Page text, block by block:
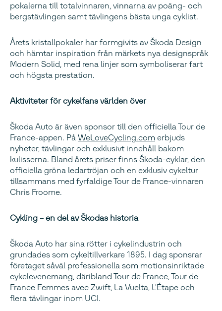
pokalerna till totalvinnaren, vinnarna av poäng- och
bergstävlingen samt tävlingens bästa unga cyklist.
Årets kristallpokaler har formgivits av Škoda Design
och hämtar inspiration från märkets nya designspråk
Modern Solid, med rena linjer som symboliserar fart
och högsta prestation.
Aktiviteter för cykelfans världen över
Škoda Auto är även sponsor till den officiella Tour de
France-appen. På WeLoveCycling.com erbjuds
nyheter, tävlingar och exklusivt innehåll bakom
kulisserna. Bland årets priser finns Škoda-cyklar, den
officiella gröna ledartröjan och en exklusiv cykeltur
tillsammans med fyrfaldige Tour de France-vinnaren
Chris Froome.
Cykling – en del av Škodas historia
Škoda Auto har sina rötter i cykelindustrin och
grundades som cykeltillverkare 1895. I dag sponsrar
företaget såväl professionella som motionsinriktade
cykelevenemang, däribland Tour de France, Tour de
France Femmes avec Zwift, La Vuelta, L'Étape och
flera tävlingar inom UCI.